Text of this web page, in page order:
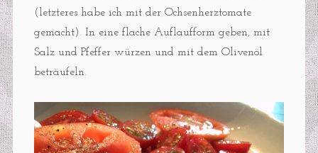
(letzteres habe ich mit der Ochsenherztomate
gemacht). In eine flache Auflaufform geben, mit
Salz und Pfeffer würzen und mit dem Olivenöl
beträufeln.